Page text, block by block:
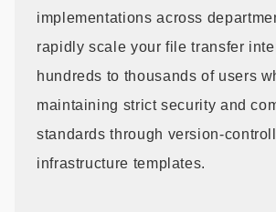
implementations across
rapidly scale your file transfer
hundreds to thousands of users
maintaining strict security and
standards through version-
infrastructure templates.